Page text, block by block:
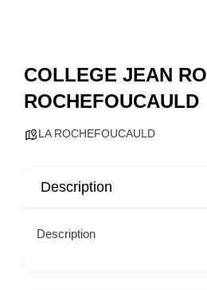
COLLEGE JEAN
ROCHEFOUCAULD
LA ROCHEFOUCAULD
Description
Description